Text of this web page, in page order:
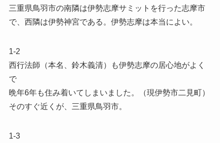
三重県鳥羽市の南隣は伊勢志摩サミットを行った志摩市
で、西隣は伊勢神宮である。伊勢志摩は本当によい。
1-2
西行法師（本名、鈴木義清）も伊勢志摩の居心地がよく
で
晩年6年も住み着いてしまいました。（現伊勢市二見町）
そのすぐ近くが、三重県鳥羽市。
1-3